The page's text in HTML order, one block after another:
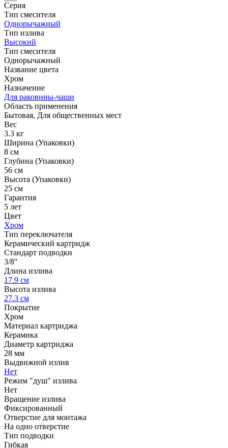
Серия
Тип смесителя
Однорычажный
Тип излива
Высокий
Тип смесителя
Однорычажный
Название цвета
Хром
Назначение
Для раковины-чаши
Область применения
Бытовая, Для общественных мест
Вес
3.3 кг
Ширина (Упаковки)
8 см
Глубина (Упаковки)
56 см
Высота (Упаковки)
25 см
Гарантия
5 лет
Цвет
Хром
Тип переключателя
Керамический картридж
Стандарт подводки
3/8''
Длина излива
17.9 см
Высота излива
27.3 см
Покрытие
Хром
Материал картриджа
Керамика
Диаметр картриджа
28 мм
Выдвижной излив
Нет
Режим "душ" излива
Нет
Вращение излива
Фиксированный
Отверстие для монтажа
На одно отверстие
Тип подводки
Гибкая